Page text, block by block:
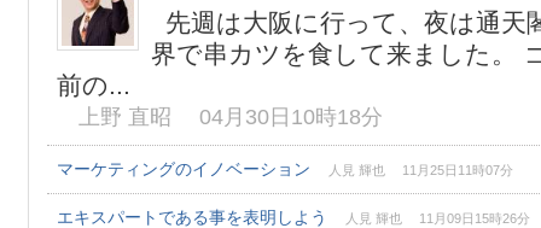
先週は大阪に行って、夜は通天
界で串カツを食して来ました。
前の...
上野 直昭 04月30日10時18分
マーケティングのイノベーション 人見 輝也 11月25日11時07分
エキスパートである事を表明しよう 人見 輝也 11月09日15時26分